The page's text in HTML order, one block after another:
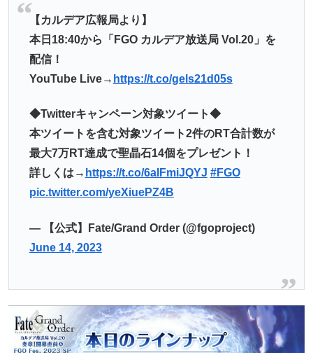
【カルデア広報局より】
本日18:40から「FGO カルデア放送局 Vol.20」を
配信！
YouTube Live→ https://t.co/gels21d05s
◆Twitterキャンペーン対象ツイート◆
本ツイートを含む対象ツイート2件のRT合計数が
最大7万RT達成で聖晶石14個をプレゼント！
詳しくは→ https://t.co/6aIFmiJQYJ #FGO
pic.twitter.com/yeXiuePZ4B
— 【公式】Fate/Grand Order (@fgoproject)
June 14, 2023